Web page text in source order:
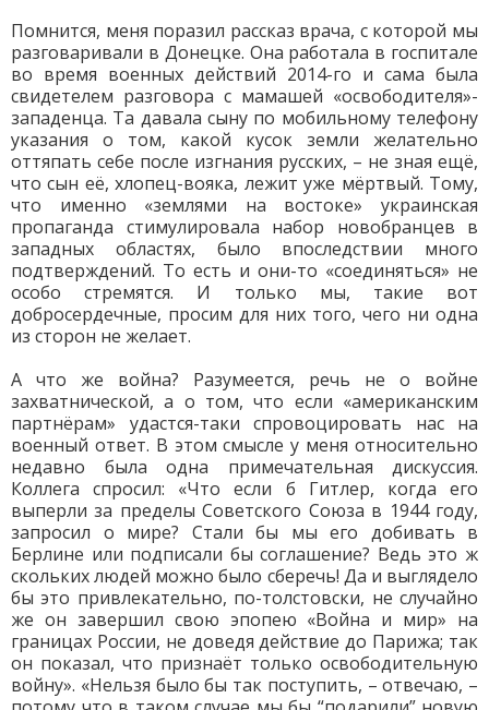
Помнится, меня поразил рассказ врача, с которой мы
разговаривали в Донецке. Она работала в госпитале
во время военных действий 2014-го и сама была
свидетелем разговора с мамашей «освободителя»-
западенца. Та давала сыну по мобильному телефону
указания о том, какой кусок земли желательно
оттяпать себе после изгнания русских, – не зная ещё,
что сын её, хлопец-вояка, лежит уже мёртвый. Тому,
что именно «землями на востоке» украинская
пропаганда стимулировала набор новобранцев в
западных областях, было впоследствии много
подтверждений. То есть и они-то «соединяться» не
особо стремятся. И только мы, такие вот
добросердечные, просим для них того, чего ни одна
из сторон не желает.
А что же война? Разумеется, речь не о войне
захватнической, а о том, что если «американским
партнёрам» удастся-таки спровоцировать нас на
военный ответ. В этом смысле у меня относительно
недавно была одна примечательная дискуссия.
Коллега спросил: «Что если б Гитлер, когда его
выперли за пределы Советского Союза в 1944 году,
запросил о мире? Стали бы мы его добивать в
Берлине или подписали бы соглашение? Ведь это ж
скольких людей можно было сберечь! Да и выглядело
бы это привлекательно, по-толстовски, не случайно
же он завершил свою эпопею «Война и мир» на
границах России, не доведя действие до Парижа; так
он показал, что признаёт только освободительную
войну». «Нельзя было бы так поступить, – отвечаю, –